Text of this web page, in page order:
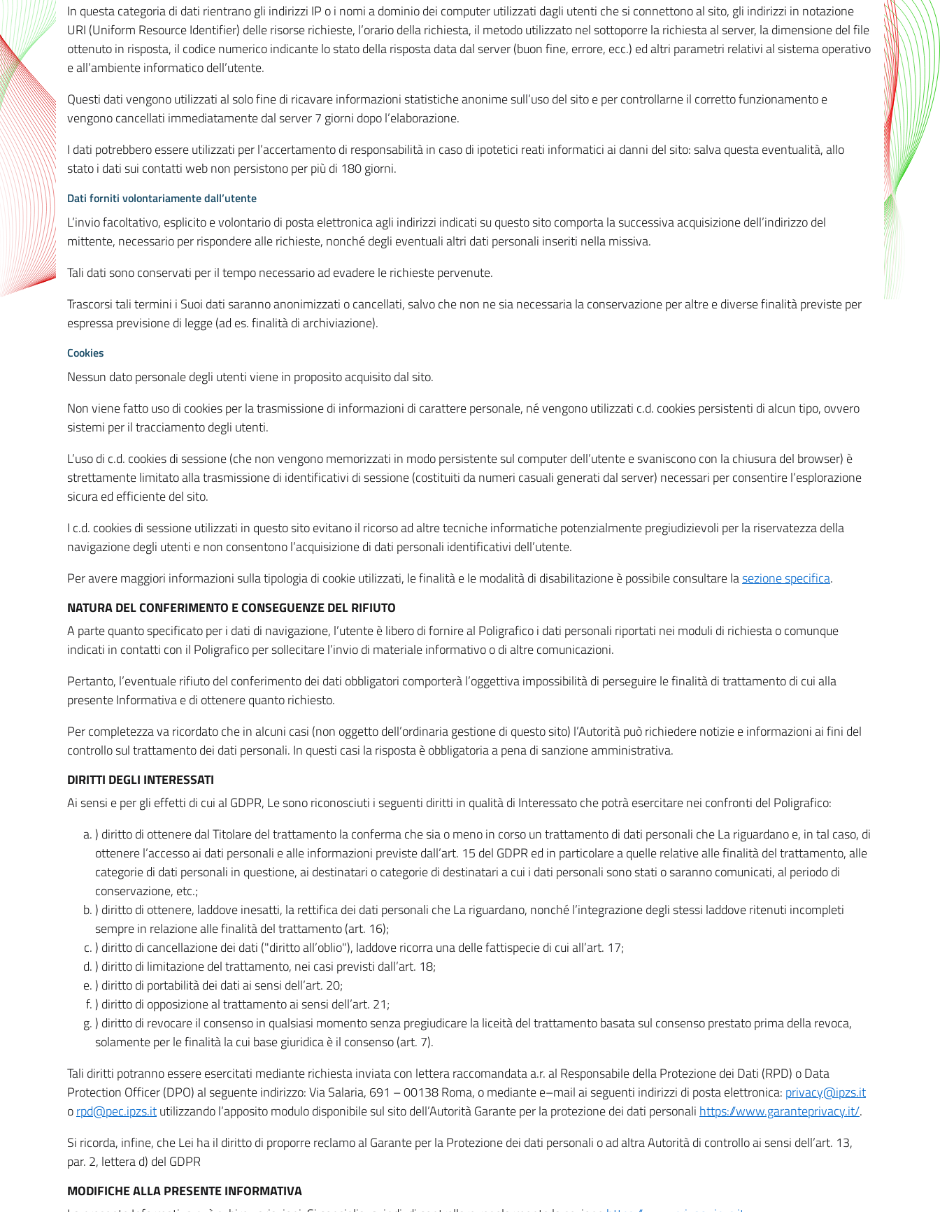
In questa categoria di dati rientrano gli indirizzi IP o i nomi a dominio dei computer utilizzati dagli utenti che si connettono al sito, gli indirizzi in notazione
URI (Uniform Resource Identifier) delle risorse richieste, l’orario della richiesta, il metodo utilizzato nel sottoporre la richiesta al server, la dimensione del file
ottenuto in risposta, il codice numerico indicante lo stato della risposta data dal server (buon fine, errore, ecc.) ed altri parametri relativi al sistema operativo
e all’ambiente informatico dell’utente.
Questi dati vengono utilizzati al solo fine di ricavare informazioni statistiche anonime sull’uso del sito e per controllarne il corretto funzionamento e
vengono cancellati immediatamente dal server 7 giorni dopo l’elaborazione.
I dati potrebbero essere utilizzati per l’accertamento di responsabilità in caso di ipotetici reati informatici ai danni del sito: salva questa eventualità, allo
stato i dati sui contatti web non persistono per più di 180 giorni.
Dati forniti volontariamente dall’utente
L’invio facoltativo, esplicito e volontario di posta elettronica agli indirizzi indicati su questo sito comporta la successiva acquisizione dell’indirizzo del
mittente, necessario per rispondere alle richieste, nonché degli eventuali altri dati personali inseriti nella missiva.
Tali dati sono conservati per il tempo necessario ad evadere le richieste pervenute.
Trascorsi tali termini i Suoi dati saranno anonimizzati o cancellati, salvo che non ne sia necessaria la conservazione per altre e diverse finalità previste per
espressa previsione di legge (ad es. finalità di archiviazione).
Cookies
Nessun dato personale degli utenti viene in proposito acquisito dal sito.
Non viene fatto uso di cookies per la trasmissione di informazioni di carattere personale, né vengono utilizzati c.d. cookies persistenti di alcun tipo, ovvero
sistemi per il tracciamento degli utenti.
L’uso di c.d. cookies di sessione (che non vengono memorizzati in modo persistente sul computer dell’utente e svaniscono con la chiusura del browser) è
strettamente limitato alla trasmissione di identificativi di sessione (costituiti da numeri casuali generati dal server) necessari per consentire l’esplorazione
sicura ed efficiente del sito.
I c.d. cookies di sessione utilizzati in questo sito evitano il ricorso ad altre tecniche informatiche potenzialmente pregiudizievoli per la riservatezza della
navigazione degli utenti e non consentono l’acquisizione di dati personali identificativi dell’utente.
Per avere maggiori informazioni sulla tipologia di cookie utilizzati, le finalità e le modalità di disabilitazione è possibile consultare lasezione specifica.
NATURA DEL CONFERIMENTO E CONSEGUENZE DEL RIFIUTO
A parte quanto specificato per i dati di navigazione, l’utente è libero di fornire al Poligrafico i dati personali riportati nei moduli di richiesta o comunque
indicati in contatti con il Poligrafico per sollecitare l’invio di materiale informativo o di altre comunicazioni.
Pertanto, l’eventuale rifiuto del conferimento dei dati obbligatori comporterà l’oggettiva impossibilità di perseguire le finalità di trattamento di cui alla
presente Informativa e di ottenere quanto richiesto.
Per completezza va ricordato che in alcuni casi (non oggetto dell’ordinaria gestione di questo sito) l’Autorità può richiedere notizie e informazioni ai fini del
controllo sul trattamento dei dati personali. In questi casi la risposta è obbligatoria a pena di sanzione amministrativa.
DIRITTI DEGLI INTERESSATI
Ai sensi e per gli effetti di cui al GDPR, Le sono riconosciuti i seguenti diritti in qualità di Interessato che potrà esercitare nei confronti del Poligrafico:
) diritto di ottenere dal Titolare del trattamento la conferma che sia o meno in corso un trattamento di dati personali che La riguardano e, in tal caso, di
ottenere l’accesso ai dati personali e alle informazioni previste dall’art. 15 del GDPR ed in particolare a quelle relative alle finalità del trattamento, alle
categorie di dati personali in questione, ai destinatari o categorie di destinatari a cui i dati personali sono stati o saranno comunicati, al periodo di
conservazione, etc.;
) diritto di ottenere, laddove inesatti, la rettifica dei dati personali che La riguardano, nonché l’integrazione degli stessi laddove ritenuti incompleti
sempre in relazione alle finalità del trattamento (art. 16);
) diritto di cancellazione dei dati ("diritto all’oblio"), laddove ricorra una delle fattispecie di cui all’art. 17;
) diritto di limitazione del trattamento, nei casi previsti dall’art. 18;
) diritto di portabilità dei dati ai sensi dell’art. 20;
) diritto di opposizione al trattamento ai sensi dell’art. 21;
) diritto di revocare il consenso in qualsiasi momento senza pregiudicare la liceità del trattamento basata sul consenso prestato prima della revoca,
solamente per le finalità la cui base giuridica è il consenso (art. 7).
Tali diritti potranno essere esercitati mediante richiesta inviata con lettera raccomandata a.r. al Responsabile della Protezione dei Dati (RPD) o Data
Protection Officer (DPO) al seguente indirizzo: Via Salaria, 691 – 00138 Roma, o mediante e–mail ai seguenti indirizzi di posta elettronica: privacy@ipzs.it
orpd@pec.ipzs.itutilizzando l’apposito modulo disponibile sul sito dell’Autorità Garante per la protezione dei dati personali https://www.garanteprivacy.it/.
Si ricorda, infine, che Lei ha il diritto di proporre reclamo al Garante per la Protezione dei dati personali o ad altra Autorità di controllo ai sensi dell’art. 13,
par. 2, lettera d) del GDPR
MODIFICHE ALLA PRESENTE INFORMATIVA